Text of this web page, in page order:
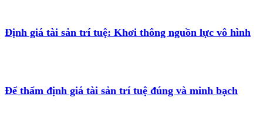
Định giá tài sản trí tuệ: Khơi thông nguồn lực vô hình
Để thẩm định giá tài sản trí tuệ đúng và minh bạch